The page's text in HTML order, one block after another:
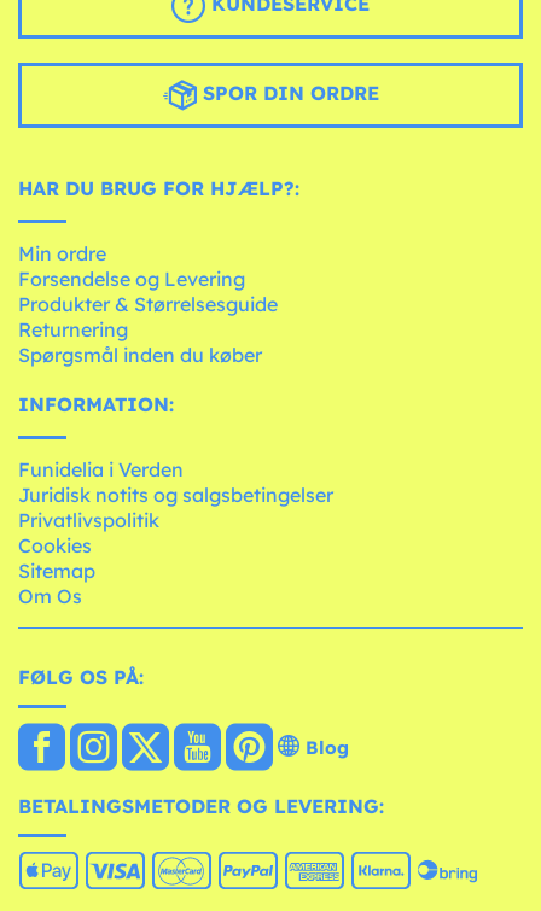
SPOR DIN ORDRE
HAR DU BRUG FOR HJÆLP?:
Min ordre
Forsendelse og Levering
Produkter & Størrelsesguide
Returnering
Spørgsmål inden du køber
INFORMATION:
Funidelia i Verden
Juridisk notits og salgsbetingelser
Privatlivspolitik
Cookies
Sitemap
Om Os
FØLG OS PÅ:
Blog
BETALINGSMETODER OG LEVERING: